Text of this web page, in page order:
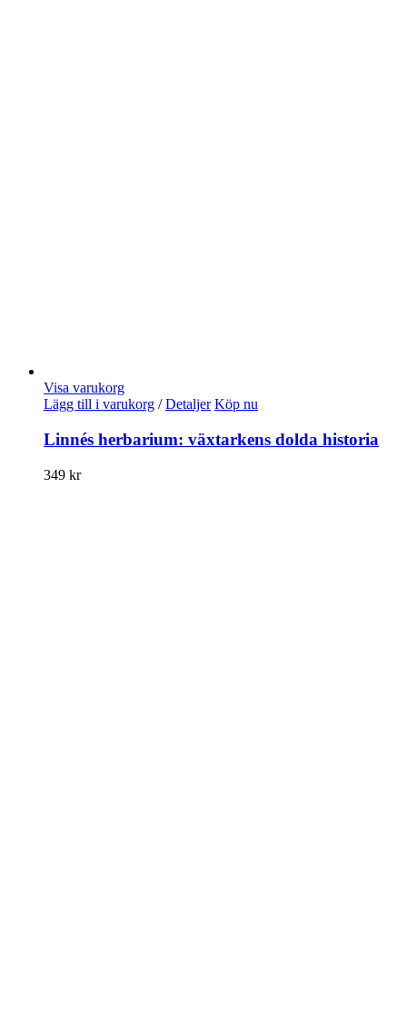
Visa varukorg
Lägg till i varukorg / Detaljer Köp nu
Linnés herbarium: växtarkens dolda historia
349 kr